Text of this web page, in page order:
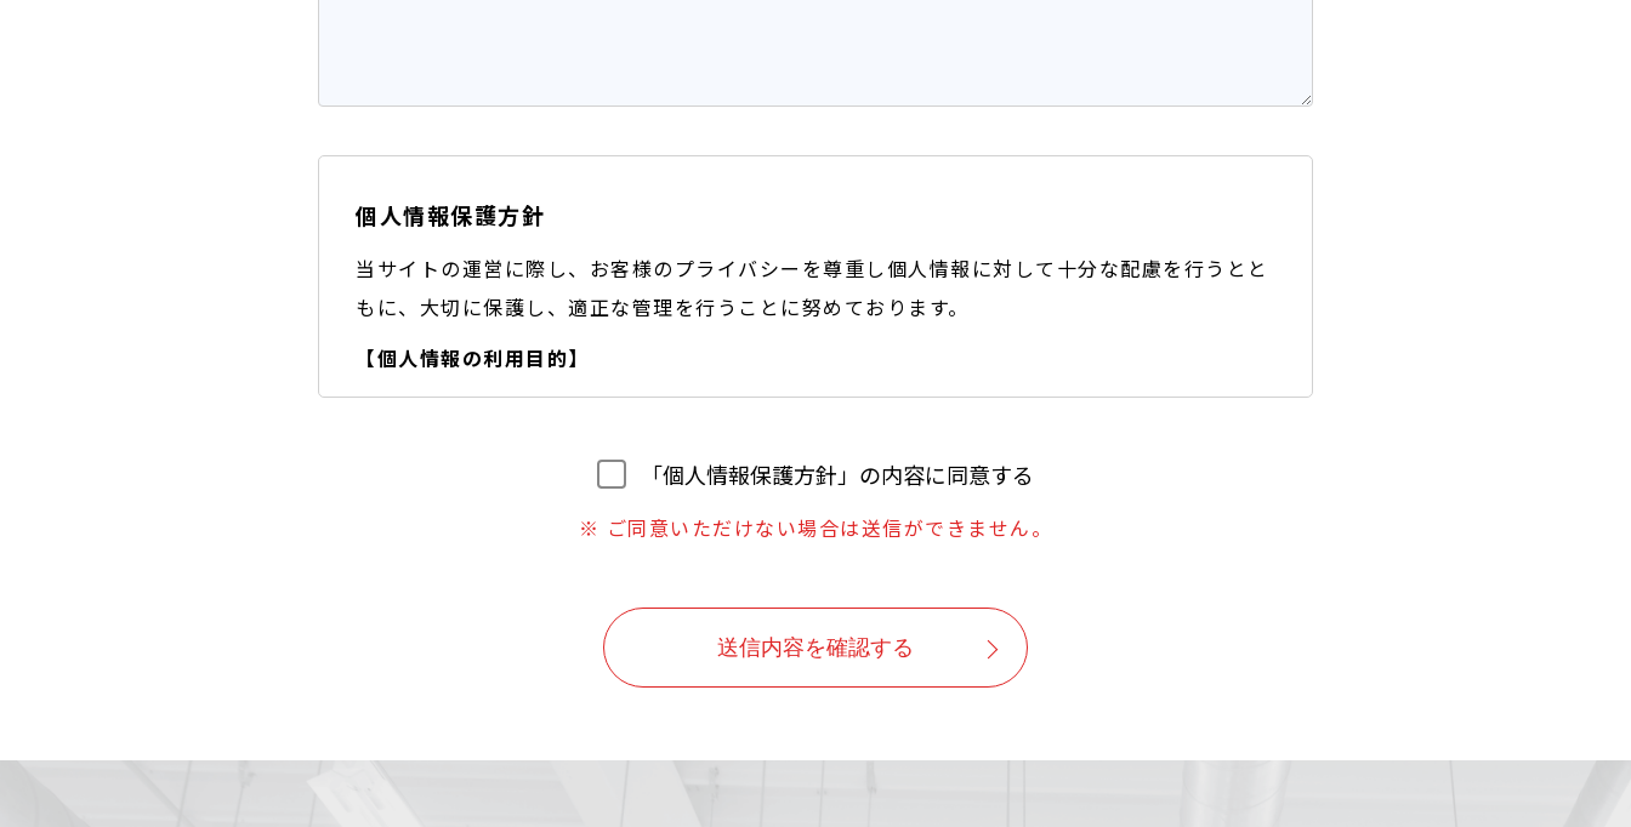
個人情報保護方針
当サイトの運営に際し、お客様のプライバシーを尊重し個人情報に対して十分な配慮を行うとと
もに、大切に保護し、適正な管理を行うことに努めております。
【個人情報の利用目的】
・取得した個人情報は、ご本人の同意なしに目的以外では利用しません。
・情報が漏洩しないよう対策を講じ、従業員だけでなく委託業者も監督します。
・ご本人からの求めに応じ情報を開示します。
・公開された個人情報が事実と異なる場合、訂正や削除に応じます。
「個人情報保護方針」の内容に同意する
※ ご同意いただけない場合は送信ができません。
送信内容を確認する